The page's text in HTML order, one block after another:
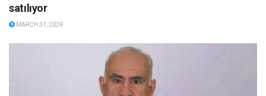
satılıyor
MARCH 31, 2026